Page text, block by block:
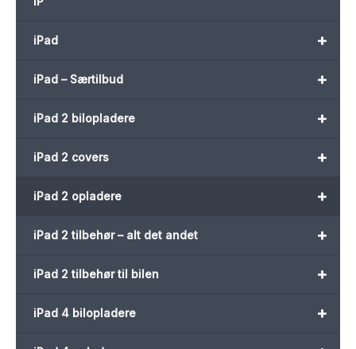
+
iPad
+
iPad – Særtilbud
+
iPad 2 bilopladere
+
iPad 2 covers
+
iPad 2 opladere
+
iPad 2 tilbehør – alt det andet
+
iPad 2 tilbehør til bilen
+
iPad 4 bilopladere